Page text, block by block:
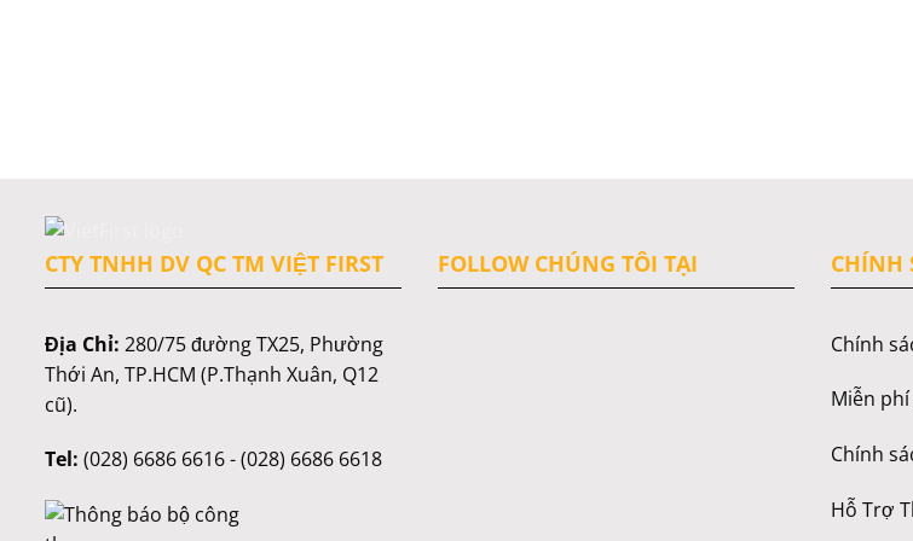
CTY TNHH DV QC TM VIỆT FIRST
Địa Chỉ: 280/75 đường TX25, Phường
Thới An, TP.HCM (P.Thạnh Xuân, Q12
cũ).
Tel: (028) 6686 6616 - (028) 6686 6618
FOLLOW CHÚNG TÔI TẠI CHÍNH
Chính
Miễn
Chính
Hỗ Trợ